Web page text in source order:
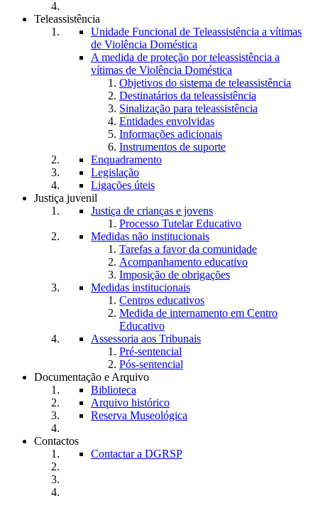
Teleassistência
Unidade Funcional de Teleassistência a vítimas
de Violência Doméstica
A medida de proteção por teleassistência a
vítimas de Violência Doméstica
Objetivos do sistema de teleassistência
Destinatários da teleassistência
Sinalização para teleassistência
Entidades envolvidas
Informações adicionais
Instrumentos de suporte
Enquadramento
Legislação
Ligações úteis
Justiça juvenil
Justiça de crianças e jovens
Processo Tutelar Educativo
Medidas não institucionais
Tarefas a favor da comunidade
Acompanhamento educativo
Imposição de obrigações
Medidas institucionais
Centros educativos
Medida de internamento em Centro
Educativo
Assessoria aos Tribunais
Pré-sentencial
Pós-sentencial
Documentação e Arquivo
Biblioteca
Arquivo histórico
Reserva Museológica
Contactos
Contactar a DGRSP